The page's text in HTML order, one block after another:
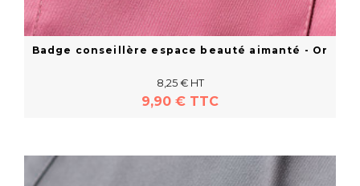
Badge conseillère espace beauté aimanté - Or
8,25 € HT
9,90 € TTC